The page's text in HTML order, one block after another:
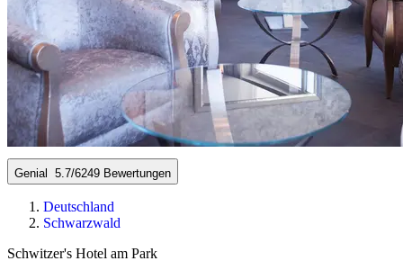
Genial 5.7/6249 Bewertungen
Deutschland
Schwarzwald
Schwitzer's Hotel am Park